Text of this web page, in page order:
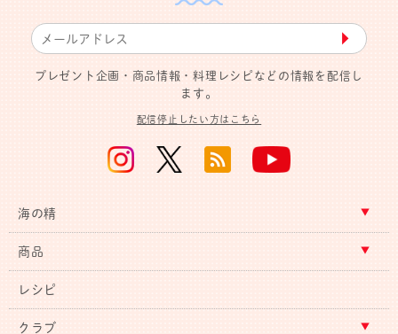
▶︎
プレゼント企画・商品情報・料理レシピなどの情報を配信し
ます。
配信停止したい方はこちら
海の精
商品
レシピ
クラブ